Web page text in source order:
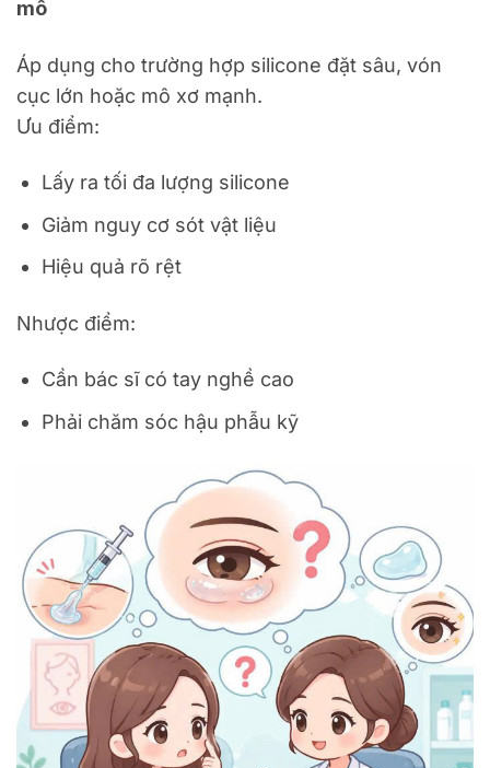
mô
Áp dụng cho trường hợp silicone đặt sâu, vón
cục lớn hoặc mô xơ mạnh.
Ưu điểm:
Lấy ra tối đa lượng silicone
Giảm nguy cơ sót vật liệu
Hiệu quả rõ rệt
Nhược điểm:
Cần bác sĩ có tay nghề cao
Phải chăm sóc hậu phẫu kỹ